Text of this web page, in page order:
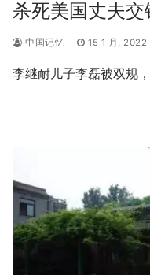
杀死美国丈夫交
中国记忆 15 1 月, 2022
李继耐儿子李磊被双规